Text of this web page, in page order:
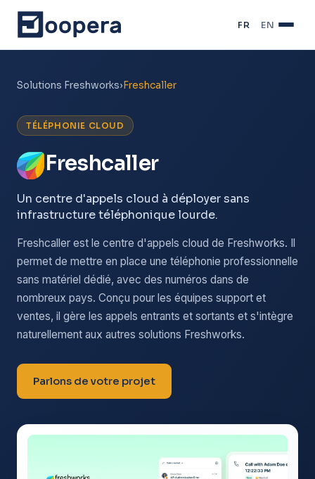
FR · EN
Solutions Freshworks› Freshcaller
TÉLÉPHONIE CLOUD
Freshcaller
Un centre d'appels cloud à déployer sans
infrastructure téléphonique lourde.
Freshcaller est le centre d'appels cloud de Freshworks. Il
permet de mettre en place une téléphonie professionnelle
sans matériel dédié, avec des numéros dans de
nombreux pays. Conçu pour les équipes support et
ventes, il gère les appels entrants et sortants et s'intègre
naturellement aux autres solutions Freshworks.
Parlons de votre projet